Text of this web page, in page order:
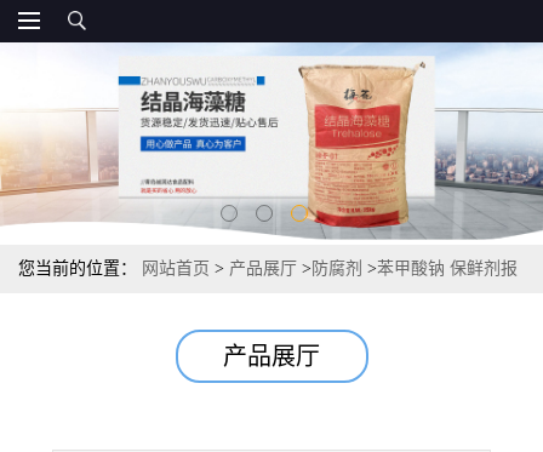
您当前的位置： 网站首页 > 产品展厅 > 防腐剂 >苯甲酸钠 保鲜剂报
产品展厅